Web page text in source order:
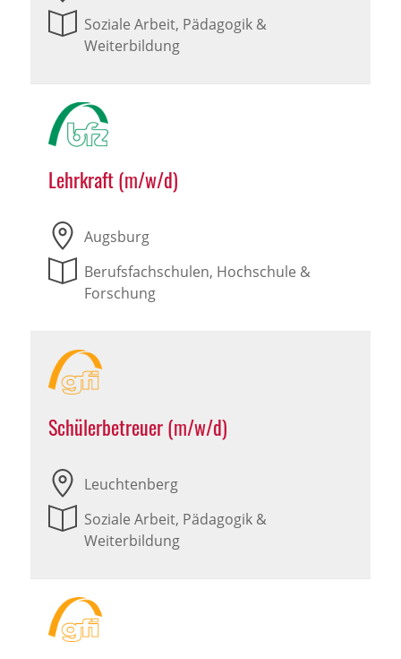
Soziale Arbeit, Pädagogik &
Weiterbildung
Lehrkraft (m/w/d)
Augsburg
Berufsfachschulen, Hochschule &
Forschung
Schülerbetreuer (m/w/d)
Leuchtenberg
Soziale Arbeit, Pädagogik &
Weiterbildung